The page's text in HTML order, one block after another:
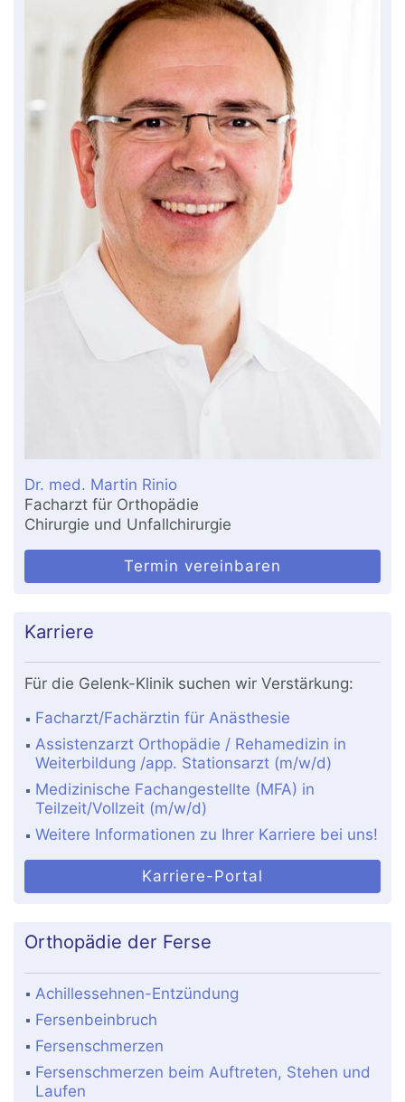
Dr. med. Martin Rinio
Facharzt für Orthopädie
Chirurgie und Unfallchirurgie
Termin vereinbaren
Karriere
Für die Gelenk-Klinik suchen wir Verstärkung:
Facharzt/Fachärztin für Anästhesie
Assistenzarzt Orthopädie / Rehamedizin in
Weiterbildung /app. Stationsarzt (m/w/d)
Medizinische Fachangestellte (MFA) in
Teilzeit/Vollzeit (m/w/d)
Weitere Informationen zu Ihrer Karriere bei uns!
Karriere-Portal
Orthopädie der Ferse
Achillessehnen-Entzündung
Fersenbeinbruch
Fersenschmerzen
Fersenschmerzen beim Auftreten, Stehen und
Laufen